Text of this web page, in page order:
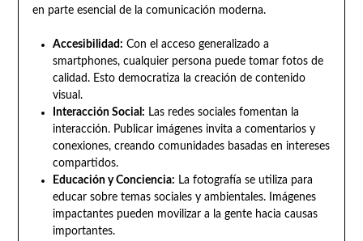
en parte esencial de la comunicación moderna.
Accesibilidad: Con el acceso generalizado a
smartphones, cualquier persona puede tomar fotos de
calidad. Esto democratiza la creación de contenido
visual.
Interacción Social: Las redes sociales fomentan la
interacción. Publicar imágenes invita a comentarios y
conexiones, creando comunidades basadas en intereses
compartidos.
Educación y Conciencia: La fotografía se utiliza para
educar sobre temas sociales y ambientales. Imágenes
impactantes pueden movilizar a la gente hacia causas
importantes.